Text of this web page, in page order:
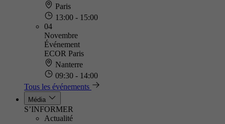
Paris
13:00 - 15:00
04
Novembre
Événement
ECOR Paris
Nanterre
09:30 - 14:00
Tous les événements
Média
S’INFORMER
Actualité